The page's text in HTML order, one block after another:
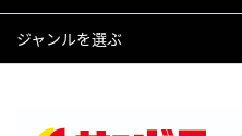
ジャンルを選ぶ